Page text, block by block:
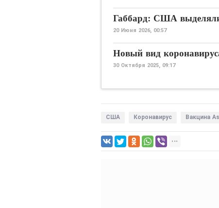
Габбард: США выделяли
20 Июня 2026, 00:57
Новый вид
30 Октября 2025, 09:17
США Коронавирус Вакцина